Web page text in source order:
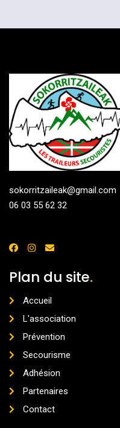
sokorritzaileak@gmail.com
06 03 55 62 32
Plan du site.
Accueil
L'association
Prévention
Secourisme
Adhésion
Partenaires
Contact